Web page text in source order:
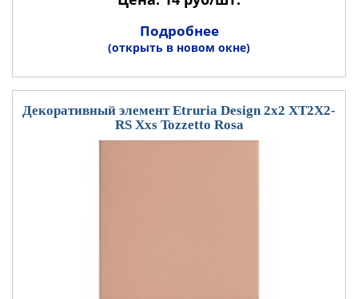
Подробнее
(открыть в новом окне)
Декоративный элемент Etruria Design 2x2 XT2X2-
RS Xxs Tozzetto Rosa